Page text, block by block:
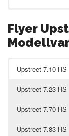
Flyer
Upstreet 7.10 HS
Upstreet 7.23 HS
Upstreet 7.70 HS
Upstreet 7.83 HS